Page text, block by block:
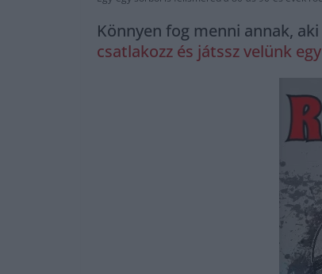
Könnyen fog menni annak,
csatlakozz és játssz velünk